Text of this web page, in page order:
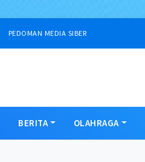
PEDOMAN MEDIA SIBER
BERITA OLAHRAGA